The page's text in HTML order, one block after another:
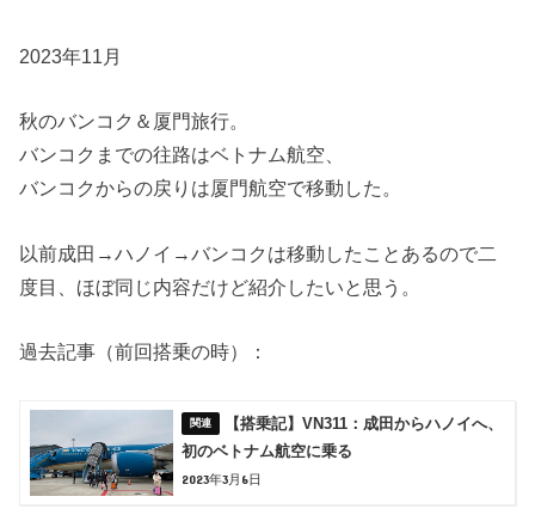
2023年11月
秋のバンコク＆厦門旅行。
バンコクまでの往路はベトナム航空、
バンコクからの戻りは厦門航空で移動した。
以前成田→ハノイ→バンコクは移動したことあるので二
度目、ほぼ同じ内容だけど紹介したいと思う。
過去記事（前回搭乗の時）：
【搭乗記】VN311：成田からハノイへ、
初のベトナム航空に乗る
2023年3月6日